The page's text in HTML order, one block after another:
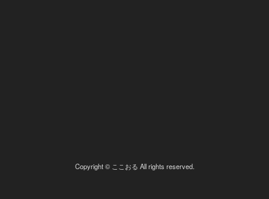
Copyright © ここおる All rights reserved.